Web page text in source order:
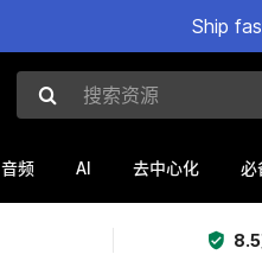
Ship
搜索资源
音频 AI 去中心化 必